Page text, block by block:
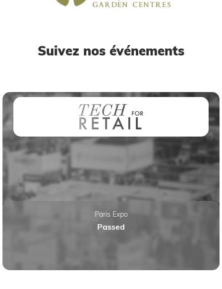
Suivez nos événements
Paris Expo
Passed